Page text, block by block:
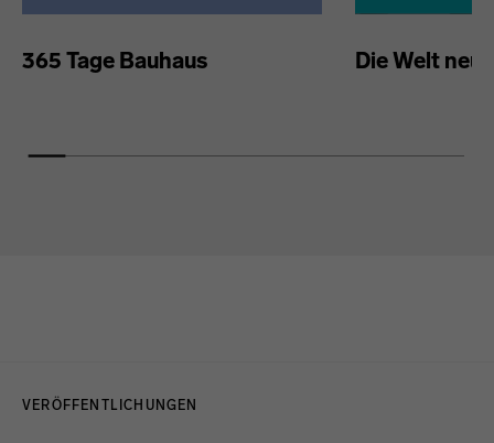
365 Tage Bauhaus Die Welt neu
VERÖFFENTLICHUNGEN